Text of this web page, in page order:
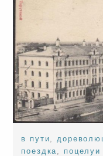
в пути
поездка